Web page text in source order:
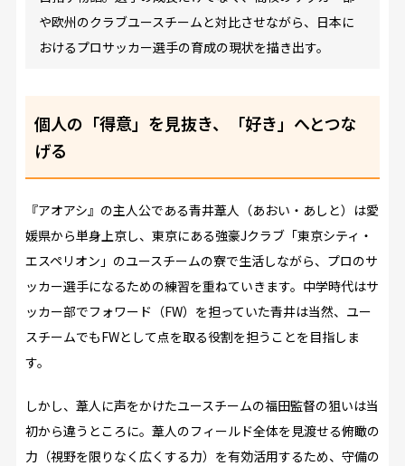
や欧州のクラブユースチームと対比させながら、日本に
おけるプロサッカー選手の育成の現状を描き出す。
個人の「得意」を見抜き、「好き」へとつな
げる
『アオアシ』の主人公である青井葦人（あおい・あしと）は愛
媛県から単身上京し、東京にある強豪Jクラブ「東京シティ・
エスペリオン」のユースチームの寮で生活しながら、プロのサ
ッカー選手になるための練習を重ねていきます。中学時代はサ
ッカー部でフォワード（FW）を担っていた青井は当然、ユー
スチームでもFWとして点を取る役割を担うことを目指しま
す。
しかし、葦人に声をかけたユースチームの福田監督の狙いは当
初から違うところに。葦人のフィールド全体を見渡せる俯瞰の
力（視野を限りなく広くする力）を有効活用するため、守備の